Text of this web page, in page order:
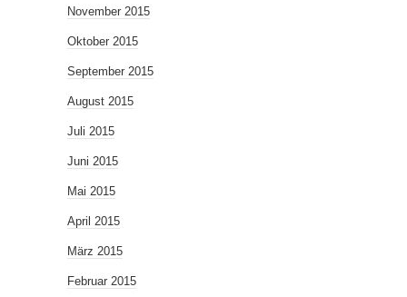
November 2015
Oktober 2015
September 2015
August 2015
Juli 2015
Juni 2015
Mai 2015
April 2015
März 2015
Februar 2015